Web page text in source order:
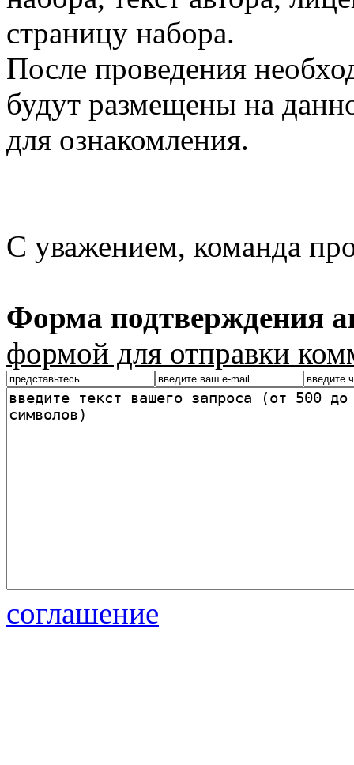
страницу набора.
После проведения
будут размещены на
для ознакомления.
С уважением, команда
Форма подтверждения
формой для отправки
соглашение